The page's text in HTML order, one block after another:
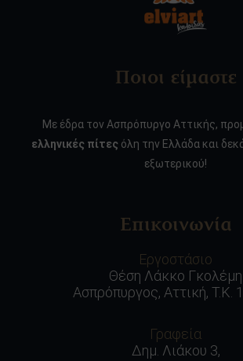
Ποιοι είμαστε
Με έδρα τον Ασπρόπυργο Αττικής,
ελληνικές πίτες όλη την Ελλάδα και
εξωτερικού!
Επικοινωνία
Εργοστάσιο
Θέση Λάκκο Γκολέμη
Ασπρόπυργος, Αττική, Τ.Κ.
Γραφεία
Δημ. Λιάκου 3,